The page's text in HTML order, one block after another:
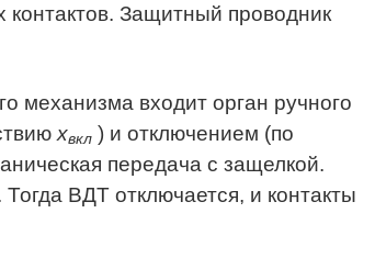
Защитный проводник
механизма входит орган ручного
хвкл ) и отключением (по
передача с защелкой.
ВДТ отключается, и контакты